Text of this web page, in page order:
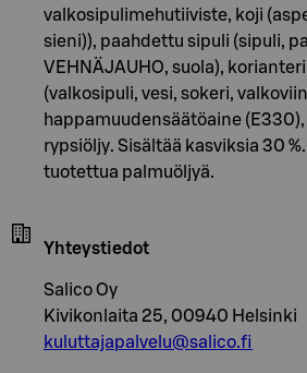
valkosipulimehutiiviste, koji
sieni)), paahdettu sipuli (sipuli,
VEHNÄJAUHO, suola),
(valkosipuli, vesi, sokeri,
happamuudensäätöaine (E330),
rypsiöljy. Sisältää kasviksia 30
tuotettua palmuöljyä.
Yhteystiedot
Salico Oy
Kivikonlaita 25, 00940 Helsinki
kuluttajapalvelu@salico.fi